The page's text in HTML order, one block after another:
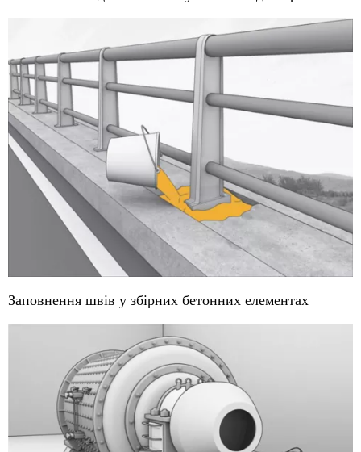
Заповнення швів у збірних бетонних елементах